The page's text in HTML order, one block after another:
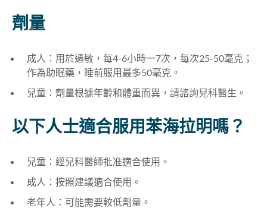
劑量
成人：用於過敏，每4-6小時一7次，每次25-50毫克；
作為助眠藥，睡前服用最多50毫克。
兒童：劑量根據年齡和體重而異，請諮詢兒科醫生。
以下人士適合服用苯海拉明嗎？
兒童：經兒科醫師批准適合使用。
成人：按照建議適合使用。
老年人：可能需要較低劑量。